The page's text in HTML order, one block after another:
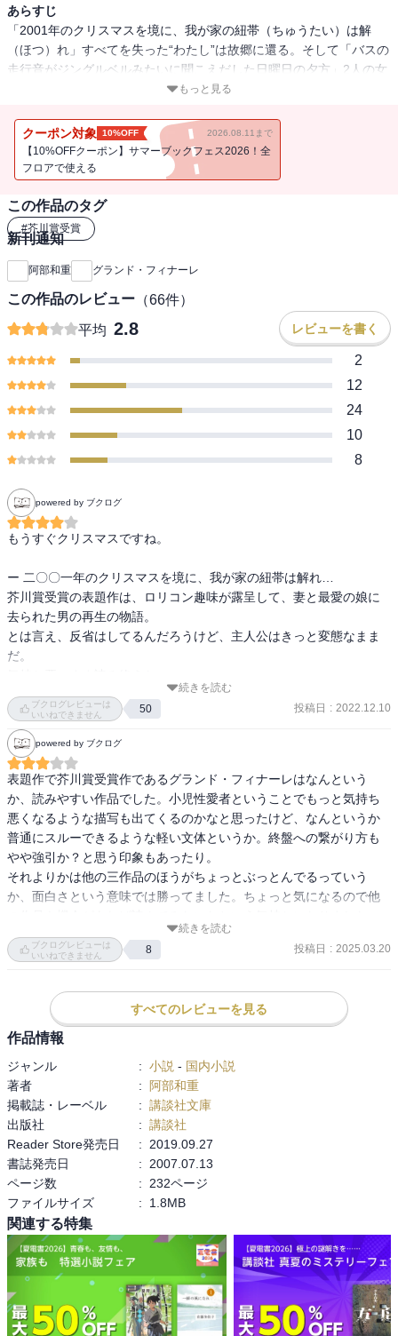
あらすじ
「2001年のクリスマスを境に、我が家の紐帯（ちゅうたい）は解
（ほつ）れ」すべてを失った“わたし”は故郷に還る。そして「バスの
走行音がジングルベルみたいに聞こえだした日曜日の夕方」2人の女
児と出会った。神町（じんまち）――土地の因縁が紡ぐ物語。ここ
橋源一郎〉これは、「人間」も「人間」の形をしたものにすぎない
ものも区別できない「小説」らしきものが横行するこの時代に登場
した、ほんとうに数少ない「小説」の一つなのである。――＜解説
もっと見る
クーポン対象 10%OFF 2026.08.11まで
【10%OFFクーポン】サマーブックフェス2026！全
フロアで使える
この作品のタグ
#芥川賞受賞
新刊通知
阿部和重 グランド・フィナーレ
この作品のレビュー （66件）
平均 2.8 レビューを書く
2
12
24
10
8
powered by ブクログ
もうすぐクリスマスですね。
ー 二〇〇一年のクリスマスを境に、我が家の紐帯は解れ…
芥川賞受賞の表題作は、ロリコン趣味が露呈して、妻と最愛の娘に
去られた男の再生の物語。
とは言え、反省はしてるんだろうけど、主人公はきっと変態なまま
だ。
阿部和重さんは、そんな病んでいる男を一人称でドライに描き上げ
る。
村上龍さんは芥川賞の選評の中で「少女に対する偏愛という、いろ
いろな意味で危険なモチーフについて、作者が踏み込んで書いてい
ないのが最大の不満だった」と言っているが、そこがこの小説をか
えって不気味にしている、と思った。
主人公の内面については薄っぺらく描かれてるので、引き起こした
事象から主人公のヤバさを読者は受け止める。なんかね、もうい
や〜なもやもやが残るんですよ。
人にあまりおすすめはしたくないが、僕はこの短編にかなりやられ
そして、meguyamaさんもレビューでおっしゃってたけど、収録さ
読み終えて、さーっと全身に鳥肌が立ちました。
人生って、ほんとにコワイ…
あと、「グランド・フィナーレ」の作中に登場するジャズ曲、アー
チー・シェップの「Quiet Dawn」は危なっかしい少女のヴォーカル
が心をすごく不穏にさせます。
くれぐれも、この曲を聴きながら「グランド・フィナーレ」を読ま
ないように。
おかしくなります。
続きを読む
ブクログレビューは
いいねできません
50 投稿日 : 2022.12.10
powered by ブクログ
表題作で芥川賞受賞作であるグランド・フィナーレはなんという
か、読みやすい作品でした。小児性愛者ということでもっと気持ち
悪くなるような描写も出てくるのかなと思ったけど、なんというか
普通にスルーできるような軽い文体というか。終盤への繋がり方も
やや強引か？と思う印象もあったり。
それよりかは他の三作品のほうがちょっとぶっとんでるっていう
か、面白さという意味では勝ってました。ちょっと気になるので他
続きを読む
ブクログレビューは
いいねできません
8 投稿日 : 2025.03.20
すべてのレビューを見る
作品情報
ジャンル : 小説 - 国内小説
著者
:
阿部和重
掲載誌・レーベル
: 講談社文庫
出版社
: 講談社
Reader Store発売日
:
2019.09.27
書誌発売日
:
2007.07.13
ページ数
:
232ページ
ファイルサイズ
: 1.8MB
関連する特集